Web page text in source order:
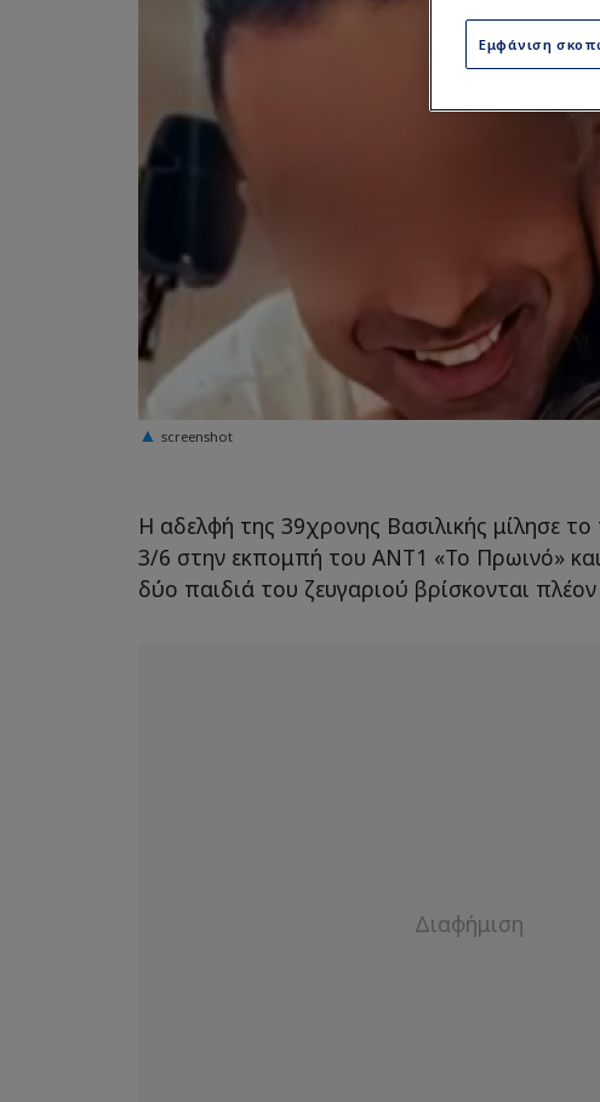
screenshot
Η αδελφή της 39χρονης Βασιλικής μίλησε
3/6 στην εκπομπή του ΑΝΤ1 «Το Πρωινό»
δύο παιδιά του ζευγαριού βρίσκονται πλέον
Εμφάνιση